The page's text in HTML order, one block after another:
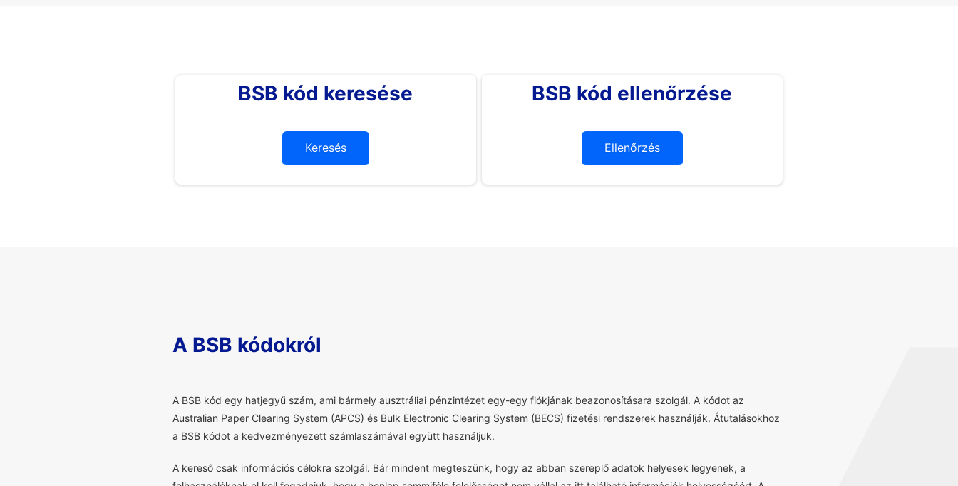
BSB kód keresése
Keresés
BSB kód ellenőrzése
Ellenőrzés
A BSB kódokról
A BSB kód egy hatjegyű szám, ami bármely ausztráliai pénzintézet egy-egy fiókjának beazonosításara szolgál. A kódot az
Australian Paper Clearing System (APCS) és Bulk Electronic Clearing System (BECS) fizetési rendszerek használják. Átutalásokhoz
a BSB kódot a kedvezményezett számlaszámával együtt használjuk.
A kereső csak információs célokra szolgál. Bár mindent megteszünk, hogy az abban szereplő adatok helyesek legyenek, a